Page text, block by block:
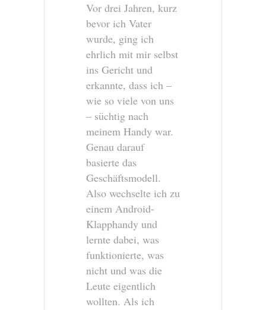
Vor drei Jahren, kurz
bevor ich Vater
wurde, ging ich
ehrlich mit mir selbst
ins Gericht und
erkannte, dass ich –
wie so viele von uns
– süchtig nach
meinem Handy war.
Genau darauf
basierte das
Geschäftsmodell.
Also wechselte ich zu
einem Android-
Klapphandy und
lernte dabei, was
funktionierte, was
nicht und was die
Leute eigentlich
wollten. Als ich